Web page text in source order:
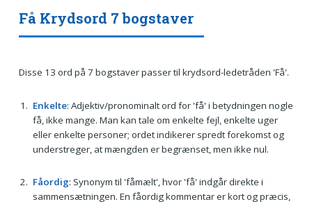
Få Krydsord 7 bogstaver
Disse 13 ord på 7 bogstaver passer til krydsord-ledetråden 'Få'.
Enkelte: Adjektiv/pronominalt ord for 'få' i betydningen nogle
få, ikke mange. Man kan tale om enkelte fejl, enkelte uger
eller enkelte personer; ordet indikerer spredt forekomst og
understreger, at mængden er begrænset, men ikke nul.
Fåordig: Synonym til 'fåmælt', hvor 'få' indgår direkte i
sammensætningen. En fåordig kommentar er kort og præcis,